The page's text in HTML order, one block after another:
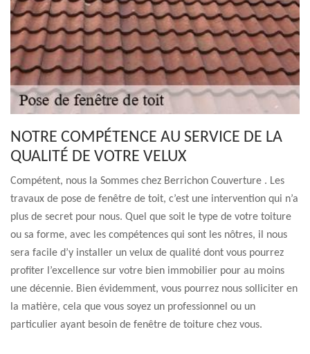
NOTRE COMPÉTENCE AU SERVICE DE LA
QUALITÉ DE VOTRE VELUX
Compétent, nous la Sommes chez Berrichon Couverture . Les
travaux de pose de fenêtre de toit, c’est une intervention qui n’a
plus de secret pour nous. Quel que soit le type de votre toiture
ou sa forme, avec les compétences qui sont les nôtres, il nous
sera facile d’y installer un velux de qualité dont vous pourrez
profiter l’excellence sur votre bien immobilier pour au moins
une décennie. Bien évidemment, vous pourrez nous solliciter en
la matière, cela que vous soyez un professionnel ou un
particulier ayant besoin de fenêtre de toiture chez vous.